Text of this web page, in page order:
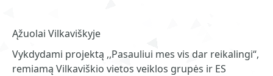
Ąžuolai Vilkaviškyje
Vykdydami projektą ,,Pasauliui mes vis dar reikalingi“,
remiamą Vilkaviškio vietos veiklos grupės ir ES